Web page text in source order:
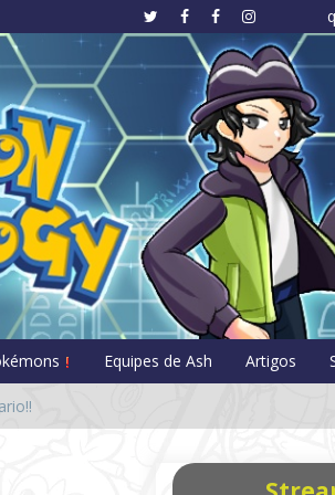
Mythology
Equipes de Ash Artigos